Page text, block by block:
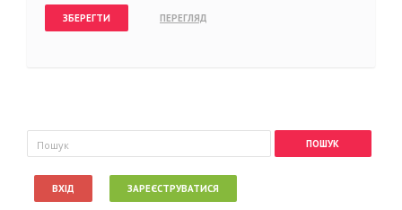
Пошукова форма
Пошук
ВХІД ЗАРЕЄСТРУВАТИСЯ